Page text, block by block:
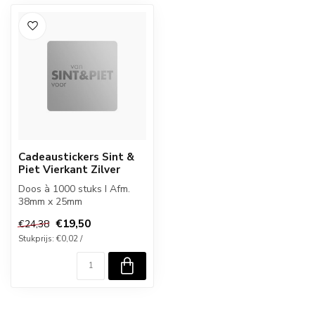
Cadeaustickers Sint &
Piet Vierkant Zilver
Doos à 1000 stuks I Afm.
38mm x 25mm
€24,38 €19,50
Stukprijs: €0,02 /